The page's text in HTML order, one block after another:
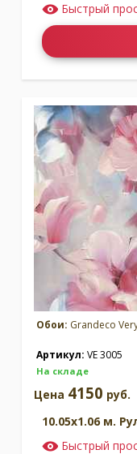
Быстрый
Обои: Grandeco
Артикул: VE 3005
На складе
Цена 4150 руб.
10.05x1.06 м.
Быстрый